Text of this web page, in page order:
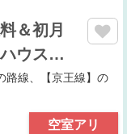
＆初月
ハウス…
路線、【京王線】の
空室アリ